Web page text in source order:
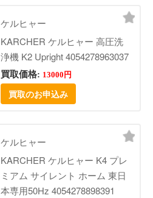
ケルヒャー
KARCHER ケルヒャー 高圧洗
浄機 K2 Upright 4054278963037
買取価格: 13000円
買取のお申込み
ケルヒャー
KARCHER ケルヒャー K4 プレ
ミアム サイレント ホーム 東日
本専用50Hz 4054278898391